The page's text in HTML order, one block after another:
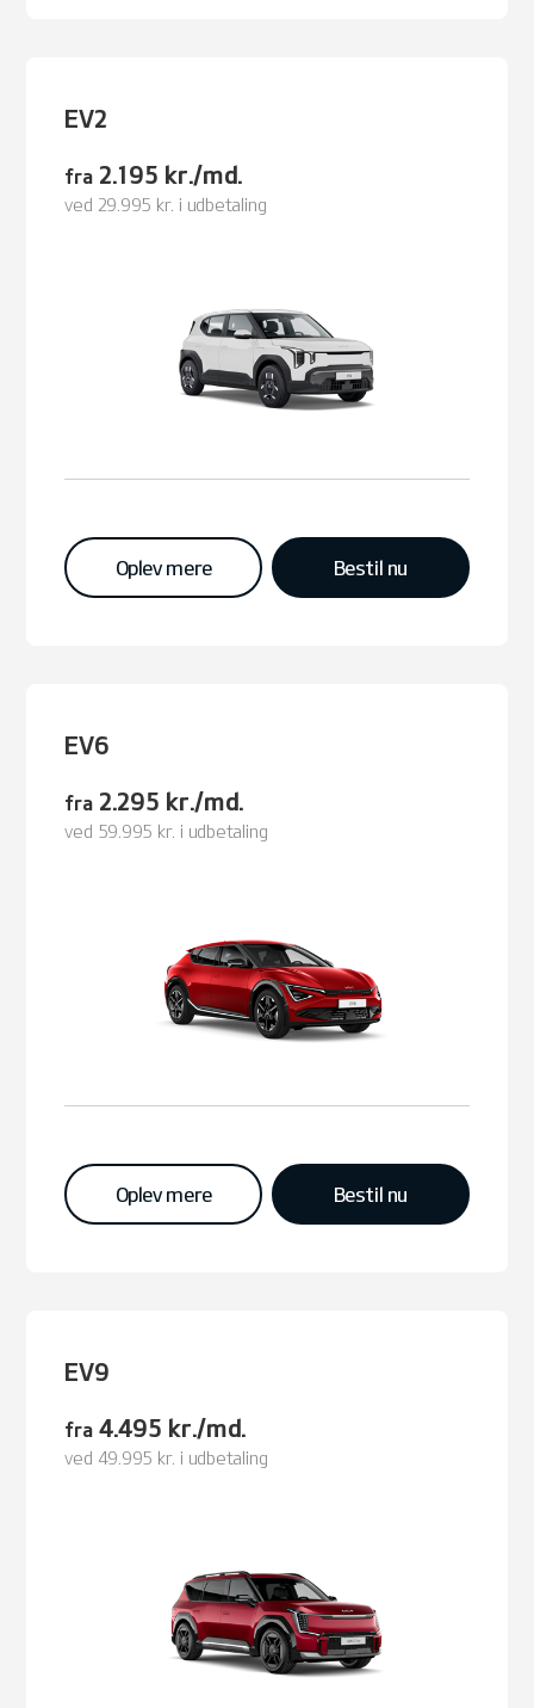
EV2
fra2.195 kr./md.
ved 29.995 kr. i udbetaling
Oplev mere Bestil nu
EV6
fra2.295 kr./md.
ved 59.995 kr. i udbetaling
Oplev mere Bestil nu
EV9
fra4.495 kr./md.
ved 49.995 kr. i udbetaling